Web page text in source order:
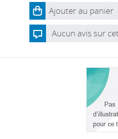
Ajouter au panier
Aucun avis sur